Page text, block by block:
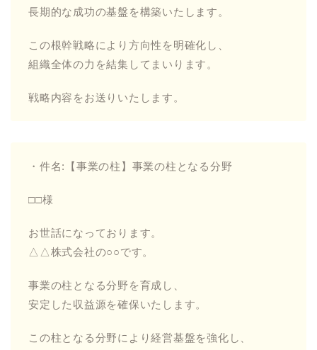
長期的な成功の基盤を構築いたします。
この根幹戦略により方向性を明確化し、
組織全体の力を結集してまいります。
戦略内容をお送りいたします。
・件名:【事業の柱】事業の柱となる分野
□□様
お世話になっております。
△△株式会社の○○です。
事業の柱となる分野を育成し、
安定した収益源を確保いたします。
この柱となる分野により経営基盤を強化し、